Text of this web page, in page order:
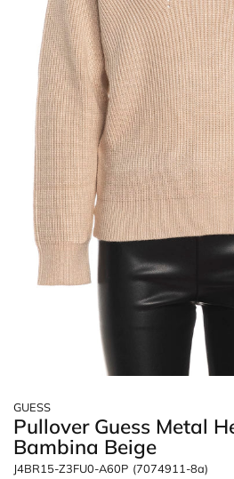
GUESS
Pullover Guess Metal
Bambina Beige
J4BR15-Z3FU0-A60P (7074911-8a)